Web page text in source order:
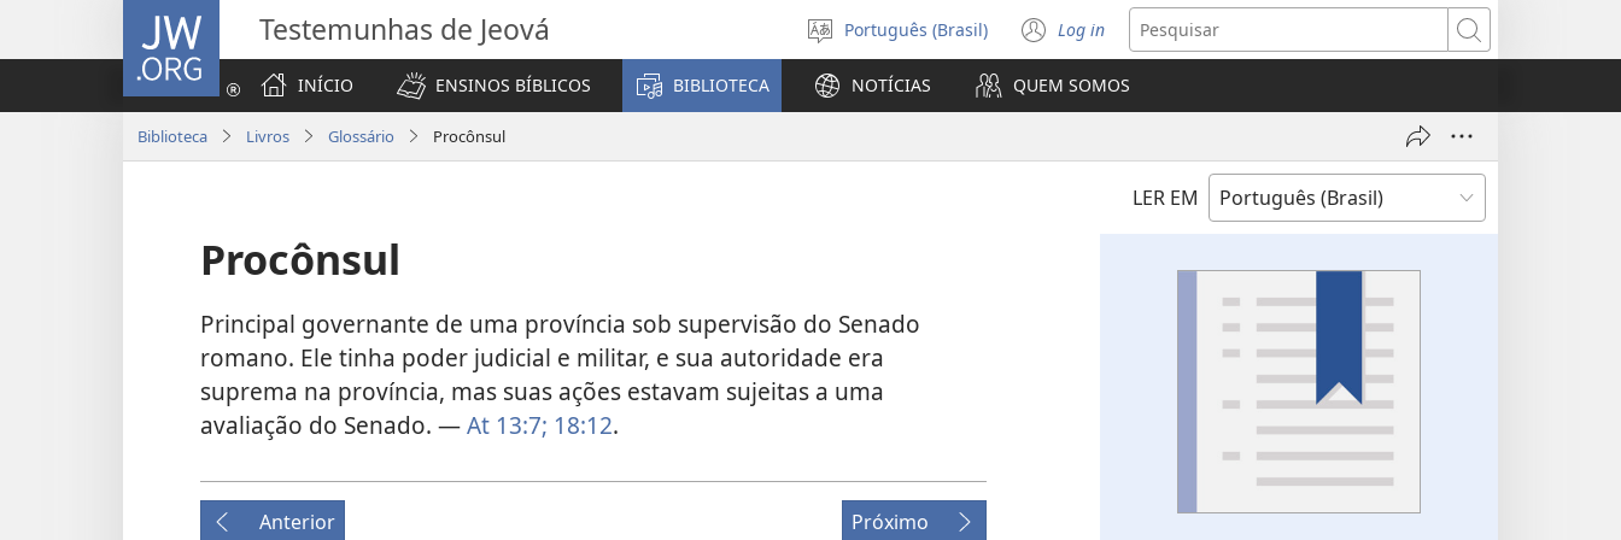
JW.ORG Testemunhas de Jeová
Selecione
o
idioma
Português (Brasil) Log in
(abre
nova
janela)
Pesquisar
INÍCIO
ENSINOS BÍBLICOS BIBLIOTECA NOTÍCIAS QUEM SOMOS
Biblioteca Livros Glossário Procônsul
LER EM
Procônsul
Principal governante de uma província sob supervisão do Senado
romano. Ele tinha poder judicial e militar, e sua autoridade era
suprema na província, mas suas ações estavam sujeitas a uma
avaliação do Senado. —At 13:7; 18:12.
Anterior Próximo